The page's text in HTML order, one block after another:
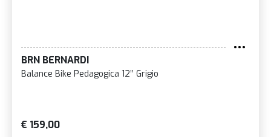
BRN BERNARDI
Balance Bike Pedagogica 12’’ Grigio
€ 159,00